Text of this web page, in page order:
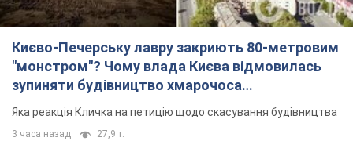
Києво-Печерську лавру закриють 80-метровим
"монстром"? Чому влада Києва відмовилась
зупиняти будівництво хмарочоса
"московського вірянина"
Яка реакція Кличка на петицію щодо скасування будівництва
3 часа назад 27,9 т.